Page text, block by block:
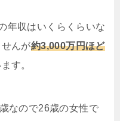
年収はいくらくらいな
んが約3,000万円ほど
す。
なので26歳の女性で